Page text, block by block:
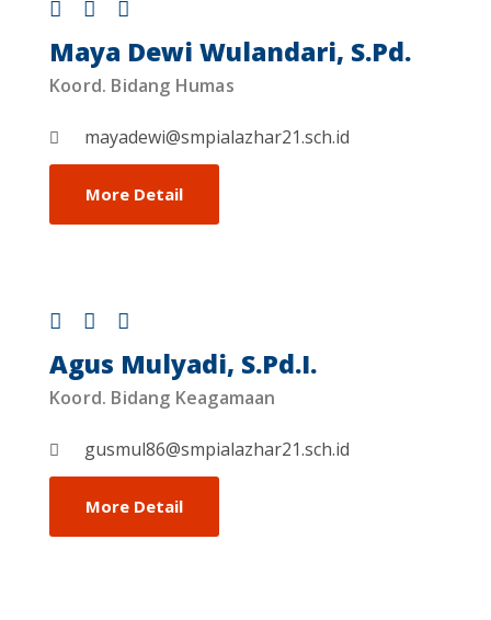
Maya Dewi Wulandari, S.Pd.
Koord. Bidang Humas
mayadewi@smpialazhar21.sch.id
More Detail
Agus Mulyadi, S.Pd.I.
Koord. Bidang Keagamaan
gusmul86@smpialazhar21.sch.id
More Detail